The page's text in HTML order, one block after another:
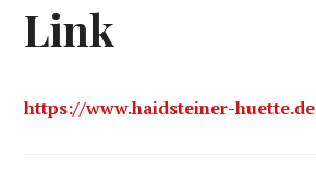
Link
https://www.haidsteiner-huette.de